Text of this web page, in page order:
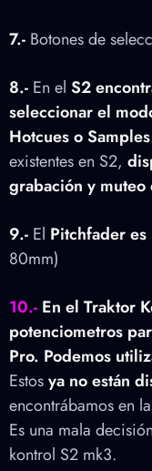
7.- Botones de
8.- En el S2
seleccionar el
Hotcues o Samples
existentes en S2,
grabación y
9.- El Pitchfader
80mm)
10.- En el Traktor
potenciometros
Pro. Podemos
Estosya no están
encontrábamos en
Es una mala
kontrol S2 mk3.